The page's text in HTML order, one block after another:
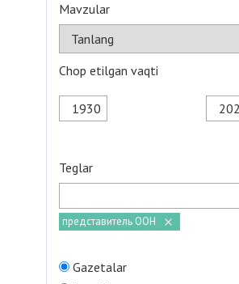
Mavzular
Chop etilgan vaqti
Teglar
представитель ООН
Gazetalar